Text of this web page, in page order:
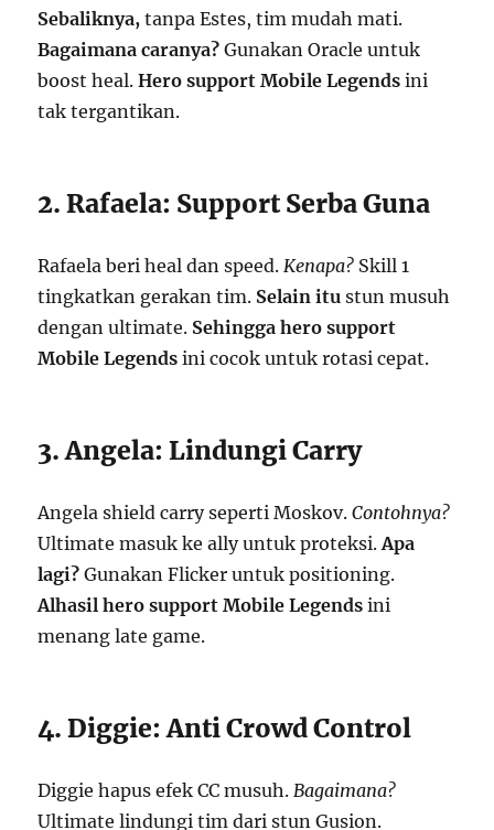
Sebaliknya, tanpa Estes, tim mudah mati.
Bagaimana caranya? Gunakan Oracle untuk
boost heal.Hero support Mobile Legends ini
tak tergantikan.
2. Rafaela: Support Serba Guna
Rafaela beri heal dan speed. Kenapa? Skill 1
tingkatkan gerakan tim. Selain itu stun musuh
dengan ultimate. Sehingga hero support
Mobile Legends ini cocok untuk rotasi cepat.
3. Angela: Lindungi Carry
Angela shield carry seperti Moskov.Contohnya?
Ultimate masuk ke ally untuk proteksi.Apa
lagi? Gunakan Flicker untuk positioning.
Alhasil hero support Mobile Legends ini
menang late game.
4. Diggie: Anti Crowd Control
Diggie hapus efek CC musuh. Bagaimana?
Ultimate lindungi tim dari stun Gusion.